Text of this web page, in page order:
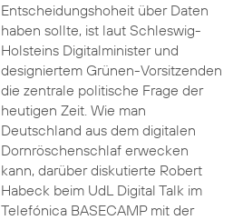
Entscheidungshoheit über Daten
haben sollte, ist laut Schleswig-
Holsteins Digitalminister und
designiertem Grünen-Vorsitzenden
die zentrale politische Frage der
heutigen Zeit. Wie man
Deutschland aus dem digitalen
Dornröschenschlaf erwecken
kann, darüber diskutierte Robert
Habeck beim UdL Digital Talk im
Telefónica BASECAMP mit der